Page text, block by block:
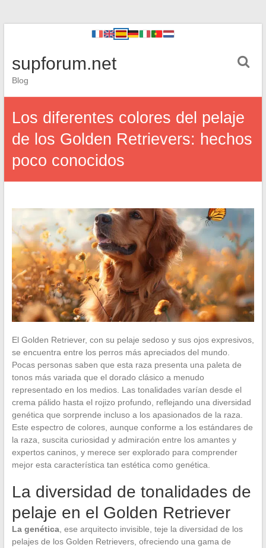
supforum.net
Blog
Los diferentes colores del pelaje
de los Golden Retrievers: hechos
poco conocidos
El Golden Retriever, con su pelaje sedoso y sus ojos expresivos,
se encuentra entre los perros más apreciados del mundo.
Pocas personas saben que esta raza presenta una paleta de
tonos más variada que el dorado clásico a menudo
representado en los medios. Las tonalidades varían desde el
crema pálido hasta el rojizo profundo, reflejando una diversidad
genética que sorprende incluso a los apasionados de la raza.
Este espectro de colores, aunque conforme a los estándares de
la raza, suscita curiosidad y admiración entre los amantes y
expertos caninos, y merece ser explorado para comprender
mejor esta característica tan estética como genética.
La diversidad de tonalidades de
pelaje en el Golden Retriever
La genética, ese arquitecto invisible, teje la diversidad de los
pelajes de los Golden Retrievers, ofreciendo una gama de